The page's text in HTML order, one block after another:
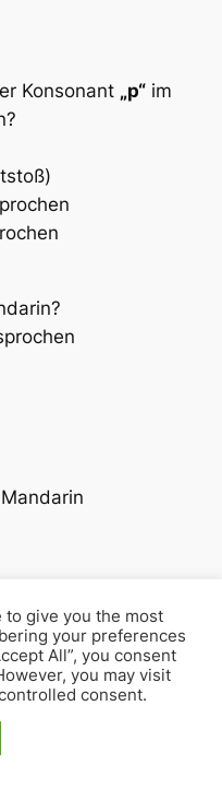
Konsonant „p“im
to give you the most
your preferences
All”, you consent
you may visit
consent.